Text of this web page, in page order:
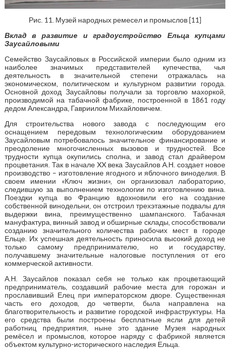
Рис. 11. Музей народных ремесел и промыслов [11]
Вклад в развитие и градоустройство Ельца купцами
Заусайловыми
Семейство Заусайловых в Российской империи было одним из
наиболее значимых представителей купечества, чья
деятельность в значительной степени отражалась на
экономическом, политическом и культурном развитии города.
Основной доход Заусайловы получали за торговлю махоркой,
производимой на табачной фабрике, построенной в 1861 году
дедом Александра, Гавриилом Михайловичем.
Для строительства нового завода с последующим его
оснащением передовым технологическим оборудованием
Заусайловым потребовалось значительное финансирование и
преодоление многочисленных вызовов и трудностей. Все
трудности купца окупились сполна, и завод стал драйвером
процветания. Так в начале XX века Заусайлов А.Н. создает новое
производство – изготовление ягодного и яблочного виноделия. В
своем имении «Ключ жизни», он организовал лабораторию,
следившую за выполнением технологии по изготовлению вина.
Поездки купца во Францию вдохновили его на создание
собственной винодельни, он отстроил трехэтажные подвалы для
выдержки вина, преимущественно шампанского. Табачная
мануфактура, винный завод и обширные склады, способствовали
созданию значительного количества рабочих мест в городе
Ельце. Их успешная деятельность приносила высокий доход не
только самому предпринимателю, но и государству,
получавшему значительные налоговые поступления от его
коммерческой активности.
А.Н. Заусайлов показал себя не только как процветающий
предприниматель, создавший рабочие места для горожан и
прославивший Елец при императорском дворе. Существенная
часть его доходов, до четверти, была направлена на
благотворительность и развитие городской инфраструктуры. На
его средства были построены бесплатные ясли для детей
работниц предприятия, ныне это здание Музея народных
ремёсел и промыслов, которое наряду с фабрикой является
объектом культурно-исторического наследия Ельца.